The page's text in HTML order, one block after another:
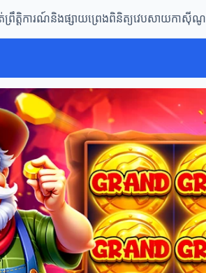
ព្រឹត្តិការណ៍និងផ្សាយព្រេងពិនិត្យវេបសាយកាស៊ីណូ